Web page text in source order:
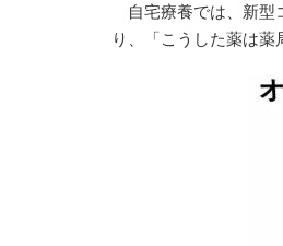
自宅療養では、新型
り、「こうした薬は薬